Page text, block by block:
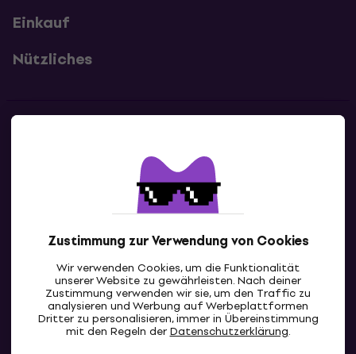
Zustimmung zur Verwendung von Cookies
Wir verwenden Cookies, um die Funktionalität
unserer Website zu gewährleisten. Nach deiner
Zustimmung verwenden wir sie, um den Traffic zu
analysieren und Werbung auf Werbeplattformen
Dritter zu personalisieren, immer in Übereinstimmung
mit den Regeln derDatenschutzerklärung.
Einkauf
Nützliches
Kontaktiere uns
AT